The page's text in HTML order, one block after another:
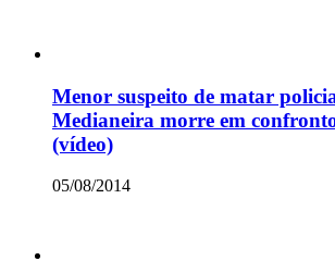
Menor suspeito de matar
Medianeira morre em
(vídeo)
05/08/2014